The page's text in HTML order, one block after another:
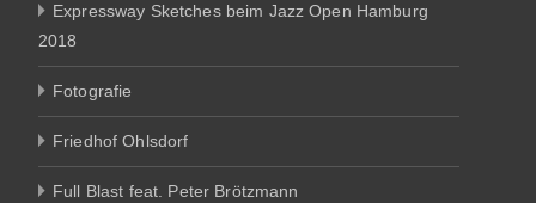
Expressway Sketches beim Jazz Open Hamburg
2018
Fotografie
Friedhof Ohlsdorf
Full Blast feat. Peter Brötzmann